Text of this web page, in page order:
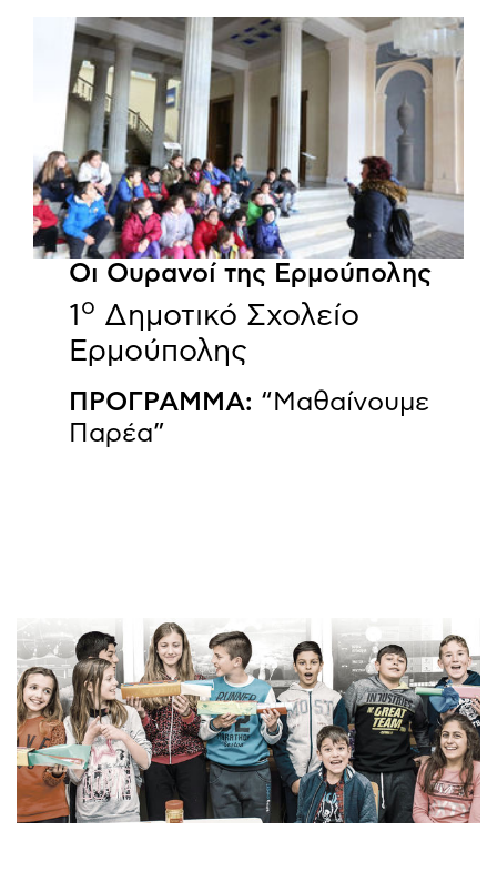
Οι Ουρανοί της Ερμούπολης
1 o Δημοτικό Σχολείο
Ερμούπολης
ΠΡΟΓΡΑΜΜΑ: “Μαθαίνουμε
Παρέα”